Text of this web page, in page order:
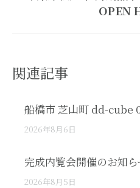
OPEN
関連記事
船橋市 芝山町 dd-cube
2026年8月6日
完成内覧会開催のお知
2026年8月5日